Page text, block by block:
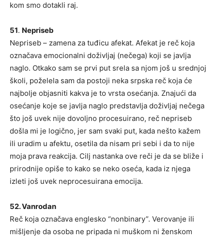
kom smo dotakli raj.
51. Nepriseb
Nepriseb – zamena za tuđicu afekat. Afekat je reč koja
označava emocionalni doživljaj (nečega) koji se javlja
naglo. Otkako sam se prvi put srela sa njom još u srednjoj
školi, poželela sam da postoji neka srpska reč koja će
najbolje objasniti kakva je to vrsta osećanja. Znajući da
osećanje koje se javlja naglo predstavlja doživljaj nečega
što još uvek nije dovoljno procesuirano, reč nepriseb
došla mi je logično, jer sam svaki put, kada nešto kažem
ili uradim u afektu, osetila da nisam pri sebi i da to nije
moja prava reakcija. Cilj nastanka ove reči je da se bliže i
prirodnije opiše to kako se neko oseća, kada iz njega
izleti još uvek neprocesuirana emocija.
52. Vanrodan
Reč koja označava englesko “nonbinary”. Verovanje ili
mišljenje da osoba ne pripada ni muškom ni ženskom